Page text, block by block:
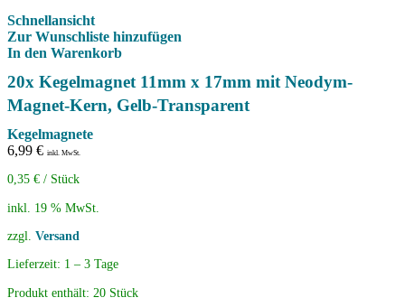
Schnellansicht
Zur Wunschliste hinzufügen
In den Warenkorb
20x Kegelmagnet 11mm x 17mm mit Neodym-
Magnet-Kern, Gelb-Transparent
Kegelmagnete
6,99 € inkl. MwSt.
0,35 € / Stück
inkl. 19 % MwSt.
zzgl. Versand
Lieferzeit: 1 – 3 Tage
Produkt enthält: 20 Stück